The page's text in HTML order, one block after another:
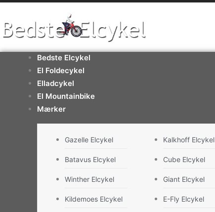
Gå
indholdet
Bedste Elcykel
El Foldecykel
Elladcykel
El Mountainbike
Mærker
Gazelle Elcykel
Batavus Elcykel
Winther Elcykel
Kildemoes Elcykel
Kalkhoff Elcykel
Cube Elcykel
Giant Elcykel
E-Fly Elcykel